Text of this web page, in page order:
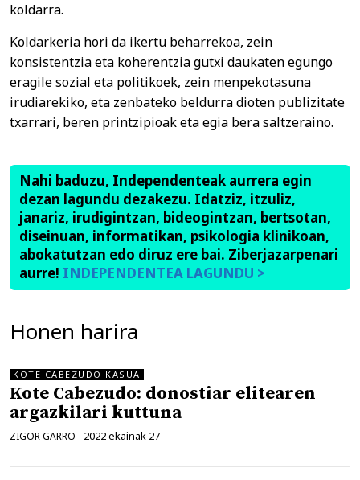
koldarra.
Koldarkeria hori da ikertu beharrekoa, zein
konsistentzia eta koherentzia gutxi daukaten egungo
eragile sozial eta politikoek, zein menpekotasuna
irudiarekiko, eta zenbateko beldurra dioten publizitate
txarrari, beren printzipioak eta egia bera saltzeraino.
Nahi baduzu, Independenteak aurrera egin
dezan lagundu dezakezu. Idatziz, itzuliz,
janariz, irudigintzan, bideogintzan, bertsotan,
diseinuan, informatikan, psikologia klinikoan,
abokatutzan edo diruz ere bai. Ziberjazarpenari
aurre! INDEPENDENTEA LAGUNDU >
Honen harira
KOTE CABEZUDO KASUA
Kote Cabezudo: donostiar elitearen
argazkilari kuttuna
ZIGOR GARRO - 2022 ekainak 27